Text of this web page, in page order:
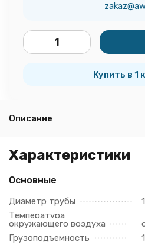
Купить в 1
Описание
Характеристики
Основные
Диаметр трубы
Температура
окружающего воздуха
Грузоподъемность